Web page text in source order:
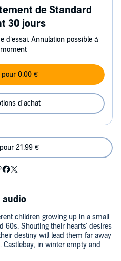
de Standard
30 jours
d’essai. Annulation possible à
pour 0,00 €
d'achat
21,99 €
audio
children growing up in a small
60s. Shouting their hearts' desires
destiny will lead them far away
in winter empty and
all bustle and colour in the